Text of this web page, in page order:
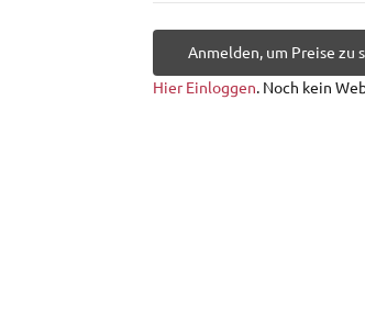
Anmelden, um Preise zu
Hier Einloggen. Noch kein